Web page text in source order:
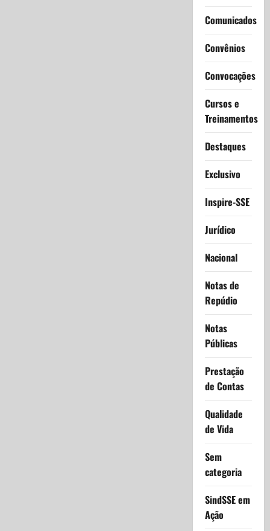
Comunicados
Convênios
Convocações
Cursos e
Treinamentos
Destaques
Exclusivo
Inspire-SSE
Jurídico
Nacional
Notas de
Repúdio
Notas
Públicas
Prestação
de Contas
Qualidade
de Vida
Sem
categoria
SindSSE em
Ação